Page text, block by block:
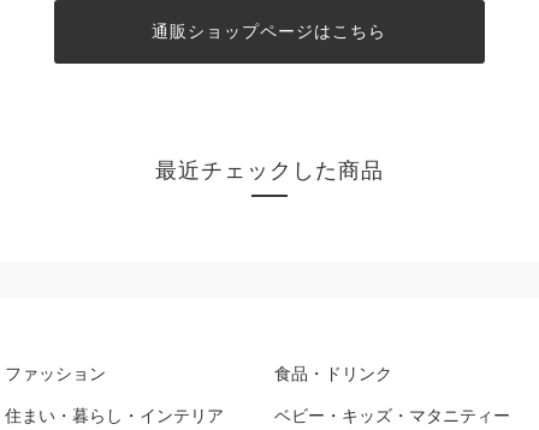
通販ショップページはこちら
最近チェックした商品
ファッション 食品・ドリンク
住まい・暮らし・インテリア ベビー・キッズ・マタニティー